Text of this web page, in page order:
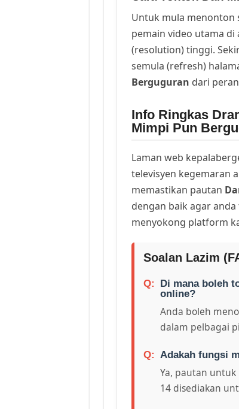
Untuk mula menonton
pemain video utama di
(resolution) tinggi.
semula (refresh)
Berguguran dari
Info Ringkas
Mimpi Pun
Laman web
televisyen kegemaran
memastikan pautan
dengan baik agar
menyokong platform
Soalan Lazim
Di mana boleh
online?
Anda boleh
dalam pelbagai
Adakah fungsi
Ya, pautan
14 disediakan